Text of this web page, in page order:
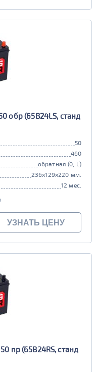
обр (65B24LS, станд
50
460
обратная (0, L)
236x129x220 мм.
12 мес.
УЗНАТЬ ЦЕНУ
пр (65B24RS, станд